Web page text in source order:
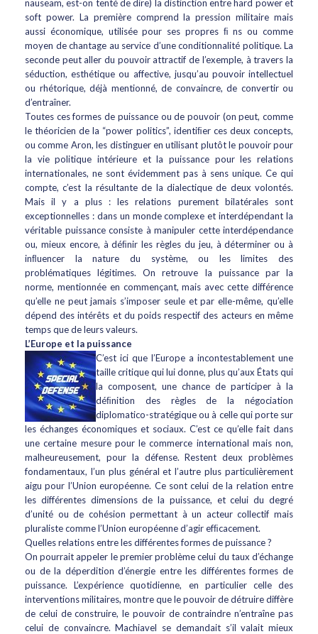
nauseam, est-on tenté de dire) la distinction entre hard power et
soft power. La première comprend la pression militaire mais
aussi économique, utilisée pour ses propres ﬁ ns ou comme
moyen de chantage au service d’une conditionnalité politique. La
seconde peut aller du pouvoir attractif de l’exemple, à travers la
séduction, esthétique ou affective, jusqu’au pouvoir intellectuel
ou rhétorique, déjà mentionné, de convaincre, de convertir ou
d’entraîner.
Toutes ces formes de puissance ou de pouvoir (on peut, comme
le théoricien de la “power politics”, identiﬁer ces deux concepts,
ou comme Aron, les distinguer en utilisant plutôt le pouvoir pour
la vie politique intérieure et la puissance pour les relations
internationales, ne sont évidemment pas à sens unique. Ce qui
compte, c’est la résultante de la dialectique de deux volontés.
Mais il y a plus : les relations purement bilatérales sont
exceptionnelles : dans un monde complexe et interdépendant la
véritable puissance consiste à manipuler cette interdépendance
ou, mieux encore, à déﬁnir les règles du jeu, à déterminer ou à
inﬂuencer la nature du système, ou les limites des
problématiques légitimes. On retrouve la puissance par la
norme, mentionnée en commençant, mais avec cette différence
qu’elle ne peut jamais s’imposer seule et par elle-même, qu’elle
dépend des intérêts et du poids respectif des acteurs en même
temps que de leurs valeurs.
L’Europe et la puissance
C’est ici que l’Europe a incontestablement une
taille critique qui lui donne, plus qu’aux États qui
la composent, une chance de participer à la
déﬁnition des règles de la négociation
diplomatico-stratégique ou à celle qui porte sur
les échanges économiques et sociaux. C’est ce qu’elle fait dans
une certaine mesure pour le commerce international mais non,
malheureusement, pour la défense. Restent deux problèmes
fondamentaux, l’un plus général et l’autre plus particulièrement
aigu pour l’Union européenne. Ce sont celui de la relation entre
les différentes dimensions de la puissance, et celui du degré
d’unité ou de cohésion permettant à un acteur collectif mais
pluraliste comme l’Union européenne d’agir efﬁcacement.
Quelles relations entre les différentes formes de puissance ?
On pourrait appeler le premier problème celui du taux d’échange
ou de la déperdition d’énergie entre les différentes formes de
puissance. L’expérience quotidienne, en particulier celle des
interventions militaires, montre que le pouvoir de détruire diffère
de celui de construire, le pouvoir de contraindre n’entraîne pas
celui de convaincre. Machiavel se demandait s’il valait mieux